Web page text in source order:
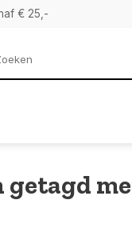
€ 25,-
getagd